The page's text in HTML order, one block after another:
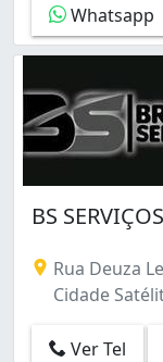
Whatsapp
BS
Rua Deuza
Cidade
Ver Tel